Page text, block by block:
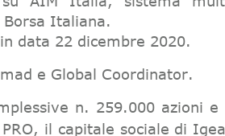
Borsa Italiana.
data 22 dicembre 2020.
e Global Coordinator.
n. 259.000 azioni
il capitale sociale di